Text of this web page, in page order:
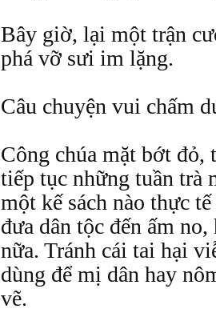
Bây giờ, lại một trận
phá vỡ sưi im lặng.
Câu chuyện vui chấm
Công chúa mặt bớt
tiếp tục những tuần trà
một kế sách nào thực
đưa dân tộc đến ấm
nữa. Tránh cái tai hại
dùng để mị dân hay
vẽ.